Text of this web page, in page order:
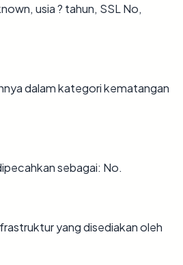
usia ? tahun, SSL No,
dalam kategori kematangan
sebagai: No.
yang disediakan oleh